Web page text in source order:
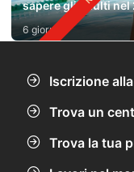
sapere gli adulti nel
6 giorni fa
Iscrizione
Trova un
Trova la tua